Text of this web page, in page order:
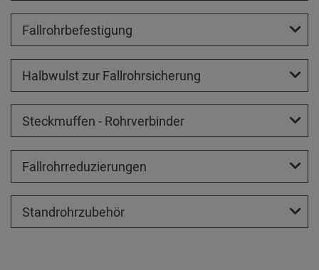
Fallrohrbefestigung
Halbwulst zur Fallrohrsicherung
Steckmuffen - Rohrverbinder
Fallrohrreduzierungen
Standrohrzubehör